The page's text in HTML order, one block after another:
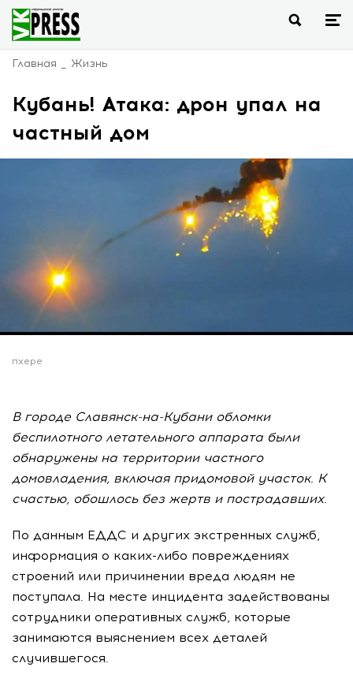
Главная Жизнь
Кубань! Атака: дрон упал на
частный дом
пхере
В городе Славянск-на-Кубани обломки
беспилотного летательного аппарата были
обнаружены на территории частного
домовладения, включая придомовой участок. К
счастью, обошлось без жертв и пострадавших.
По данным ЕДДС и других экстренных служб,
информация о каких-либо повреждениях
строений или причинении вреда людям не
поступала. На месте инцидента задействованы
сотрудники оперативных служб, которые
занимаются выяснением всех деталей
случившегося.